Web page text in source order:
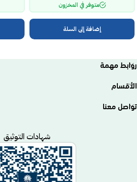
متوفر في المخزون
إضافة إلى السلة
روابط مهمة
الأقسام
تواصل معنا
شهادات التوثيق